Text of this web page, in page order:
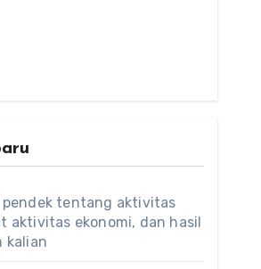
tentang aktivitas
aktivitas ekonomi, dan hasil
kalian